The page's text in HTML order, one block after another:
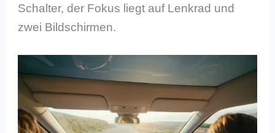
Schalter, der Fokus liegt auf Lenkrad und
zwei Bildschirmen.